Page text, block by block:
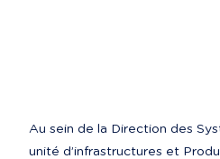
Au sein de la Direction des
unité d’infrastructures et